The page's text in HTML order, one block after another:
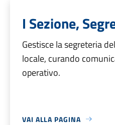
I Sezione,
Gestisce la segreteria
locale, curando
operativo.
VAI ALLA PAGINA